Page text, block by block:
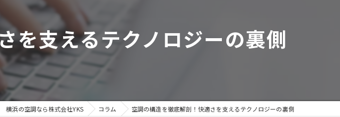
エアコン
を支えるテクノロジーの裏側
横浜の空調なら株式会社YKS コラム 空調の構造を徹底解剖！快適さを支えるテクノロジーの裏側